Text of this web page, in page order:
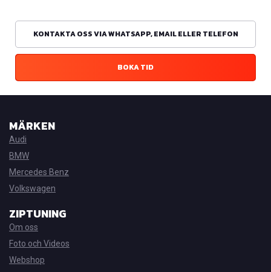
KONTAKTA OSS VIA WHATSAPP, EMAIL ELLER TELEFON
BOKA TID
MÄRKEN
Audi
BMW
Mercedes Benz
Volkswagen
ZIPTUNING
Om oss
Foto och Videos
Webshop